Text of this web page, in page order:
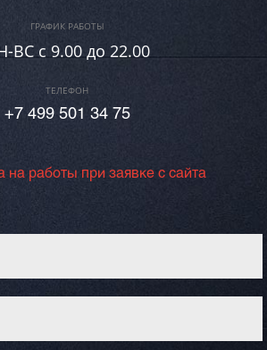
ГРАФИК РАБОТЫ
ВC c 9.00 до 22.00
ТЕЛЕФОН
+7 499 501 34 75
на работы при заявке с сайта